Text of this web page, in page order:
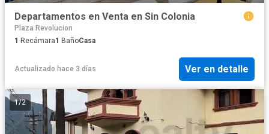
Departamentos en Venta en Sin Colonia
Plaza Revolucion
1 Recámara1 BañoCasa
Actualizado hace 3 días Ver en detalle
1/2